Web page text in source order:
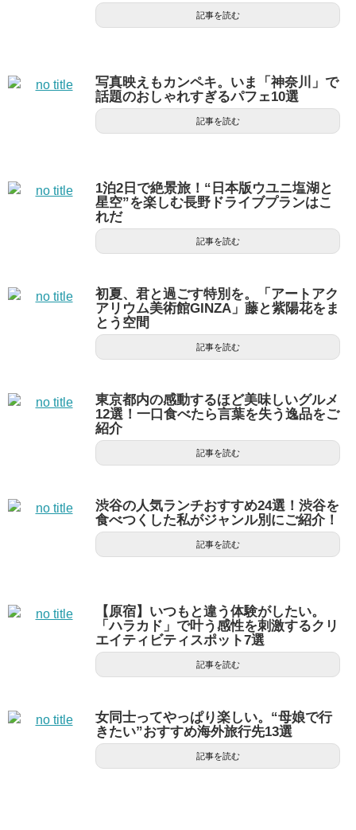
記事を読む
写真映えもカンペキ。いま「神奈川」で
話題のおしゃれすぎるパフェ10選
記事を読む
1泊2日で絶景旅！“日本版ウユニ塩湖と
星空”を楽しむ長野ドライブプランはこ
れだ
記事を読む
初夏、君と過ごす特別を。「アートアク
アリウム美術館GINZA」藤と紫陽花をま
とう空間
記事を読む
東京都内の感動するほど美味しいグルメ
12選！一口食べたら言葉を失う逸品をご
紹介
記事を読む
渋谷の人気ランチおすすめ24選！渋谷を
食べつくした私がジャンル別にご紹介！
記事を読む
【原宿】いつもと違う体験がしたい。
「ハラカド」で叶う感性を刺激するクリ
エイティビティスポット7選
記事を読む
女同士ってやっぱり楽しい。“母娘で行
きたい”おすすめ海外旅行先13選
記事を読む